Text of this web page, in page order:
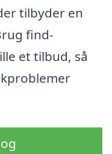
tilbyder en
find-
et tilbud, så